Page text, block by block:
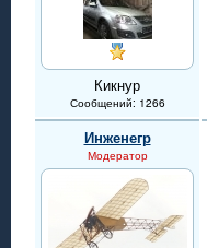
Кикнур
Сообщений: 1266
Инженегр
Модератор